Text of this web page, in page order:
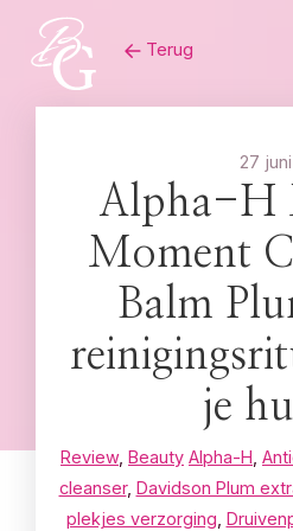
content
Terug
27 juni
Alpha-H
Moment
Balm
je
Review, Beauty Alpha-H
cleanser, Davidson Plum
plekjes verzorging